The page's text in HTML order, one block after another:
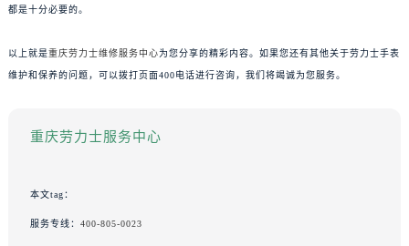
都是十分必要的。
以上就是重庆劳力士维修服务中心为您分享的精彩内容。如果您还有其他关于劳力士手表
维护和保养的问题，可以拨打页面400电话进行咨询，我们将竭诚为您服务。
重庆劳力士服务中心
本文tag：
服务专线： 400-805-0023